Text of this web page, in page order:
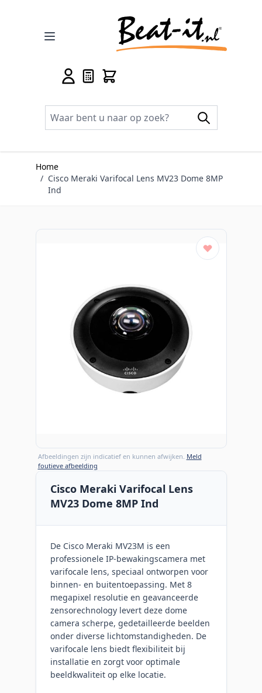
Home
/ Cisco Meraki Varifocal Lens MV23 Dome 8MP
Ind
Afbeeldingen zijn indicatief en kunnen afwijken. Meld
foutieve afbeelding
Cisco Meraki Varifocal Lens
MV23 Dome 8MP Ind
De Cisco Meraki MV23M is een
professionele IP-bewakingscamera met
varifocale lens, speciaal ontworpen voor
binnen- en buitentoepassing. Met 8
megapixel resolutie en geavanceerde
zensorechnology levert deze dome
camera scherpe, gedetailleerde beelden
onder diverse lichtomstandigheden. De
varifocale lens biedt flexibiliteit bij
installatie en zorgt voor optimale
beeldkwaliteit op elke locatie.